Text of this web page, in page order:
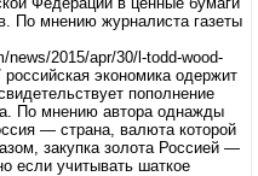
По мнению журналиста газеты
2015/apr/30/l-todd-wood-
экономика одержит
пополнение
По мнению автора однажды
— страна, валюта которой
закупка золота Россией —
если учитывать шаткое